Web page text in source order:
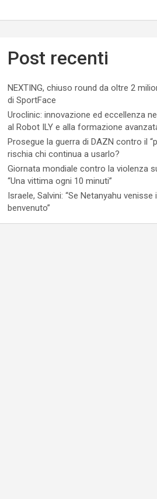
Post recenti
NEXTING, chiuso round da oltre 2
di SportFace
Uroclinic: innovazione ed eccellenza
al Robot ILY e alla formazione
Prosegue la guerra di DAZN contro il
rischia chi continua a usarlo?
Giornata mondiale contro la violenza
“Una vittima ogni 10 minuti”
Israele, Salvini: “Se Netanyahu
benvenuto”